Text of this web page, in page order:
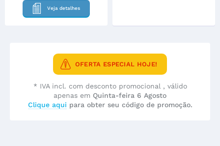
Veja detalhes
OFERTA ESPECIAL HOJE!
* IVA incl. com desconto promocional , válido
apenas em Quinta-feira 6 Agosto
Clique aqui para obter seu código de promoção.